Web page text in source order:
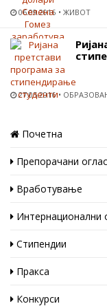
06.09.2016 ЖИВОТ
27.05.2016
Почетна
Препорачани
Вработување
Интернационални
Стипендии
Пракса
Конкурси